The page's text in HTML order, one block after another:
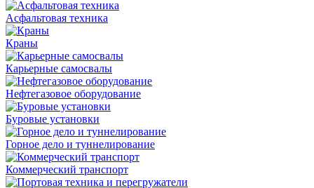
Асфальтовая техника
Краны
Карьерные самосвалы
Нефтегазовое оборудование
Буровые установки
Горное дело и туннелирование
Коммерческий транспорт